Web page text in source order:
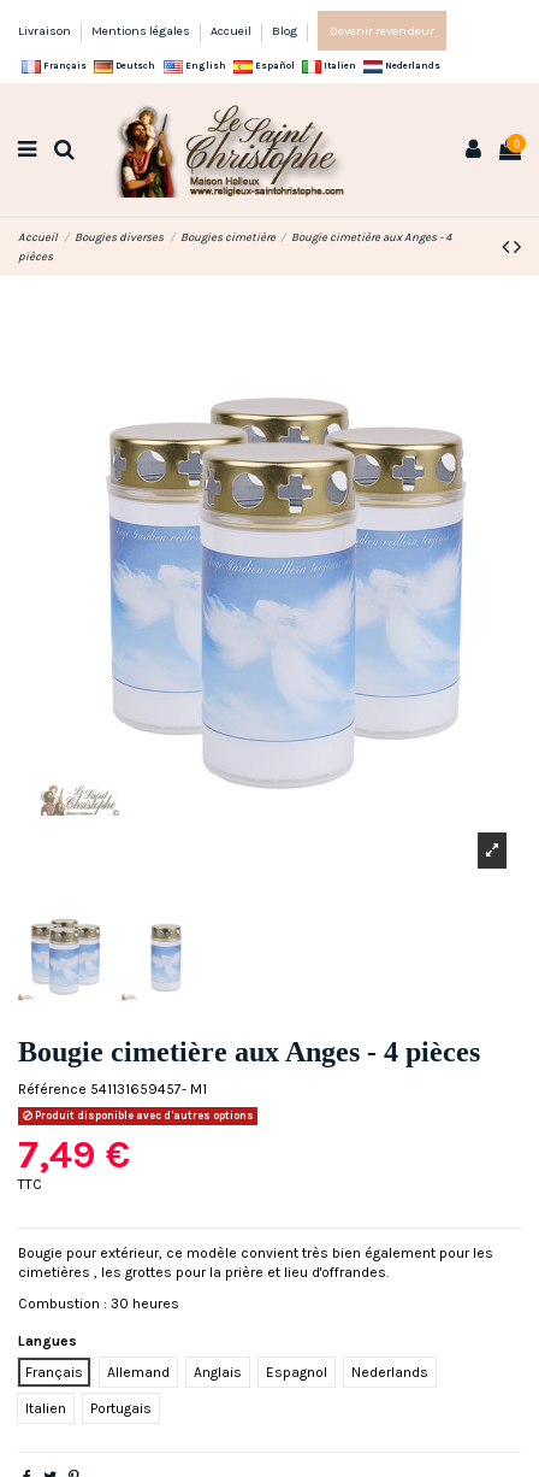
Livraison Mentions légales Accueil Blog Devenir revendeur
Français Deutsch English Español Italien Nederlands
0
Accueil Bougies diverses Bougies cimetière
Bougie cimetière aux Anges - 4
pièces
Bougie cimetière aux Anges - 4 pièces
Référence 541131659457- M1
Produit disponible avec d'autres options
7,49 €
TTC
Bougie pour extérieur, ce modèle convient très bien également pour les
cimetières , les grottes pour la prière et lieu d'offrandes.
Combustion : 30 heures
Langues
Français
Allemand Anglais Espagnol Nederlands
Italien Portugais